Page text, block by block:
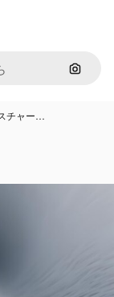
画像で
チャー…